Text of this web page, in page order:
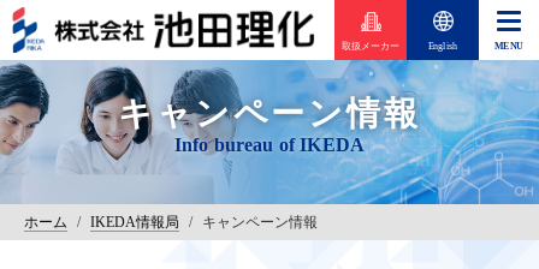
取扱メーカー English
キャンペーン情報
ホーム / IKEDA情報局 / キャンペーン情報